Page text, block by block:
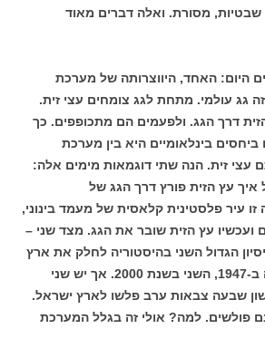
מסורת. ואלה דברים מאוד
היום: האחד, היווצרותה של מערכת
גג עולמי. מתחת לגג צומחים עצי זית.
דרך הגג. ולפעמים הם מתכופפים. כך
בינלאומיים היא בין מערכת
עצי זית. הנה שתי דוגמאות מימים אלה:
איך עץ הזית פורץ דרך הגג של
זו עיר פלסטינית קלאסית של מעמד בינוני,
ועכשיו עץ הזית שובר את הגג. מצד שני –
הגדול השני בהיסטוריה לחלק את ארץ
ישראל. הראשון נעשה ב-1947, השני בשנת 2000. אך יש שני
שבעה צבאות ערב פלשו לארץ ישראל.
פולשים. למה? אולי זה בגלל המערכת